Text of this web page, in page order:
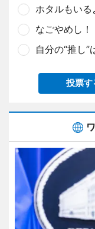
ホタルもい
なごやめし
自分の“推し
投票す